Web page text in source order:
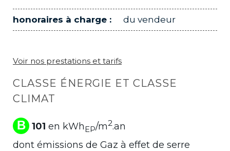
honoraires à charge : du vendeur
Voir nos prestations et tarifs
CLASSE ÉNERGIE ET CLASSE
CLIMAT
B 101 en kWhEP/m2.an
dont émissions de Gaz à effet de serre